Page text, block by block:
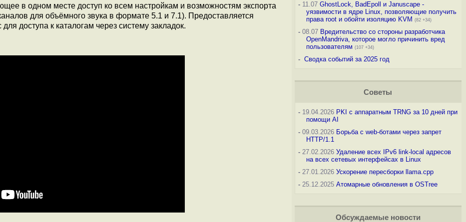
в одном месте доступ ко всем настройкам и возможностям экспорта
для объёмного звука в формате 5.1 и 7.1). Предоставляется
доступа к каталогам через систему закладок.
-11.07 GhostLock, BadEpoll и Januscape -
уязвимости в ядре Linux, позволяющие получить
права root и обойти изоляцию KVM (82 +34)
-08.07 Вредительство со стороны разработчика
OpenMandriva, которое могло причинить вред
пользователям (107 +34)
- Сводка событий за 2025 год
Советы
-19.04.2026 PKI с аппаратным TRNG за 10 дней при
помощи AI
-09.03.2026 Борьба с web-ботами через запрет
HTTP/1.1
-27.02.2026 Удаление всех IPv6 link-local адресов
на всех сетевых интерфейсах в Linux
-27.01.2026 Ускорение пересборки llama.cpp
-25.12.2025 Атомарные обновления в OSTree
Обсуждаемые новости